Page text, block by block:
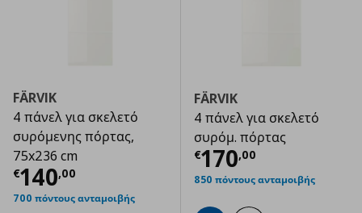
FÄRVIK
4 πάνελ για σκελετό
συρόμενης πόρτας,
75x236 cm
€140,00
Τρέχουσα τιμή € 140,00
700 πόντους ανταμοιβής
FÄRVIK
4 πάνελ για σκελετό
συρόμ. πόρτας
€170,00
Τρέχουσα
850 πόντους ανταμοιβής